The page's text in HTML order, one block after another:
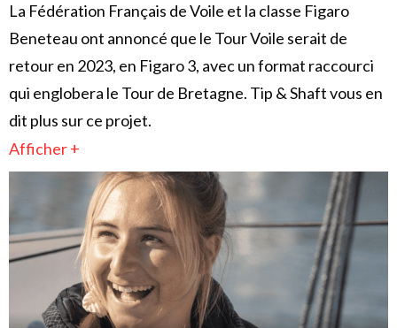
La Fédération Français de Voile et la classe Figaro
Beneteau ont annoncé que le Tour Voile serait de
retour en 2023, en Figaro 3, avec un format raccourci
qui englobera le Tour de Bretagne. Tip & Shaft vous en
dit plus sur ce projet.
Afficher +